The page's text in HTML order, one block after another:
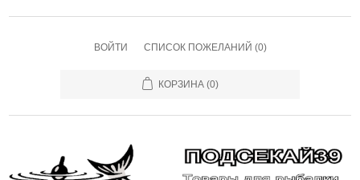
ВОЙТИ СПИСОК ПОЖЕЛАНИЙ (0)
КОРЗИНА (0)